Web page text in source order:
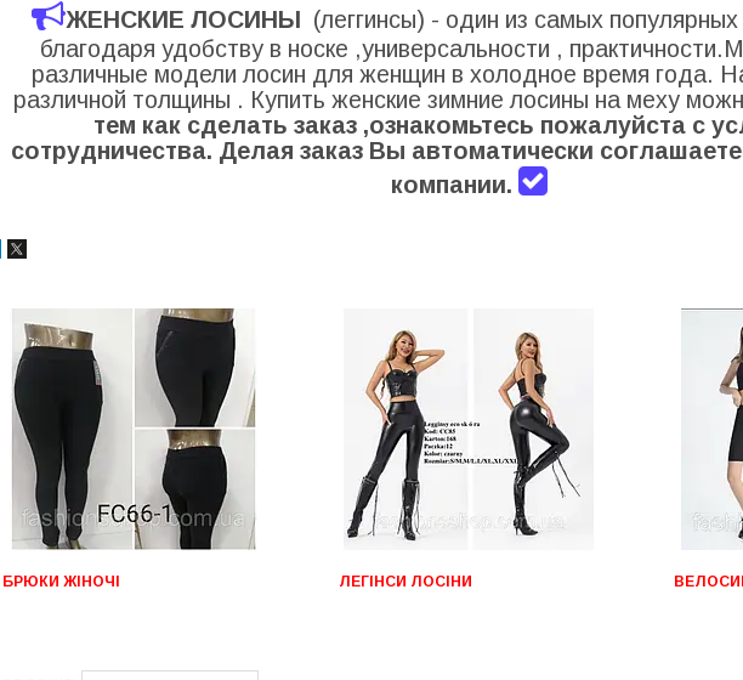
ЖЕНСКИЕ ЛОСИНЫ (леггинсы) - один из самых
благодаря удобству в носке ,универсальности ,
различные модели лосин для женщин в холодное время года.
различной толщины . Купить женские зимние лосины на меху
тем как сделать заказ ,ознакомьтесь пожалуйста с
сотрудничества. Делая заказ Вы автоматически
компании.
БРЮКИ ЖІНОЧІ ЛЕГІНСИ ЛОСІНИ